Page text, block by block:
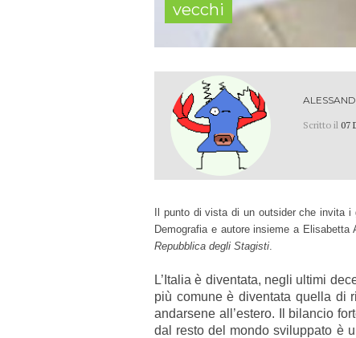
vecchi
Scritto il 07
Il punto di vista di un outsider che invita i
Demografia e autore insieme a
Repubblica degli Stagisti
L’Italia è diventata, negli ultimi
più comune è diventata quella di
andarsene all’estero. Il bilancio
dal resto del mondo sviluppato è